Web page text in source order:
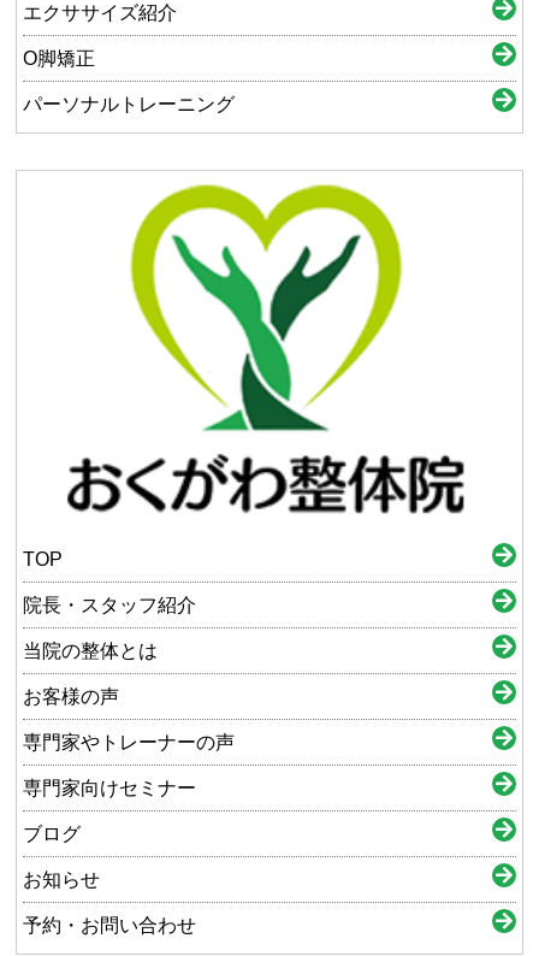
エクササイズ紹介
O脚矯正
パーソナルトレーニング
TOP
院長・スタッフ紹介
当院の整体とは
お客様の声
専門家やトレーナーの声
専門家向けセミナー
ブログ
お知らせ
予約・お問い合わせ